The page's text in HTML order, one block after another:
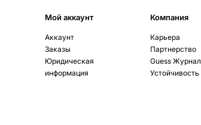
Мой аккаунт
Аккаунт
Заказы
Юридическая
информация
Компания
Карьера
Партнерство
Guess Журнал
Устойчивость